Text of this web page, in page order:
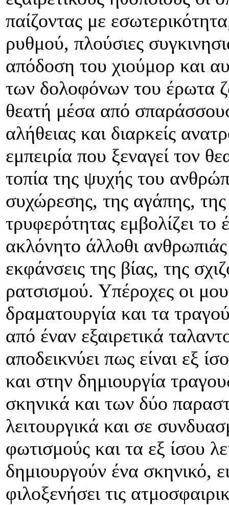
παίζοντας με
ρυθμού, πλούσιες
απόδοση του χιούμορ και
των δολοφόνων του έρωτα
θεατή μέσα από
αλήθειας και διαρκείς
εμπειρία που ξεναγεί τον
τοπία της ψυχής του
συχώρεσης, της αγάπης,
τρυφερότητας εμβολίζει
ακλόνητο άλλοθι
εκφάνσεις της βίας, της
ρατσισμού. Υπέροχες οι
δραματουργία και τα
από έναν εξαιρετικά
αποδεικνύει πως είναι εξ
και στην δημιουργία
σκηνικά και των δύο
λειτουργικά και σε
φωτισμούς και τα εξ ίσου
δημιουργούν ένα σκηνικό,
φιλοξενήσει τις